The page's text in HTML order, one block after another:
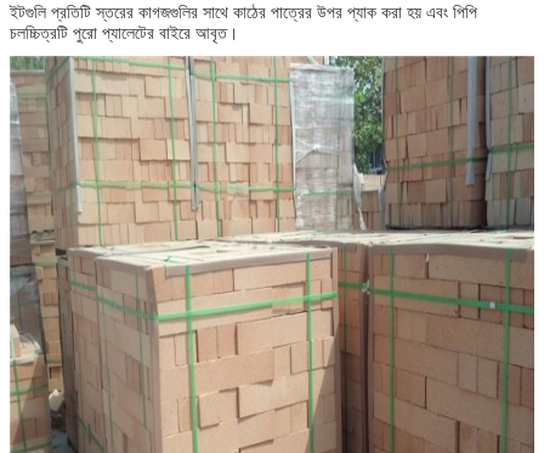
ইটগুলি প্রতিটি স্তরের কাগজগুলির সাথে কাঠের পাত্রের উপর প্যাক করা হয় এবং পিপি
চলচ্চিত্রটি পুরো প্যালেটের বাইরে আবৃত।